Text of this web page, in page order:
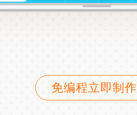
免编程立即制作